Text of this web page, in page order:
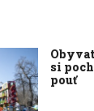
si
pouť